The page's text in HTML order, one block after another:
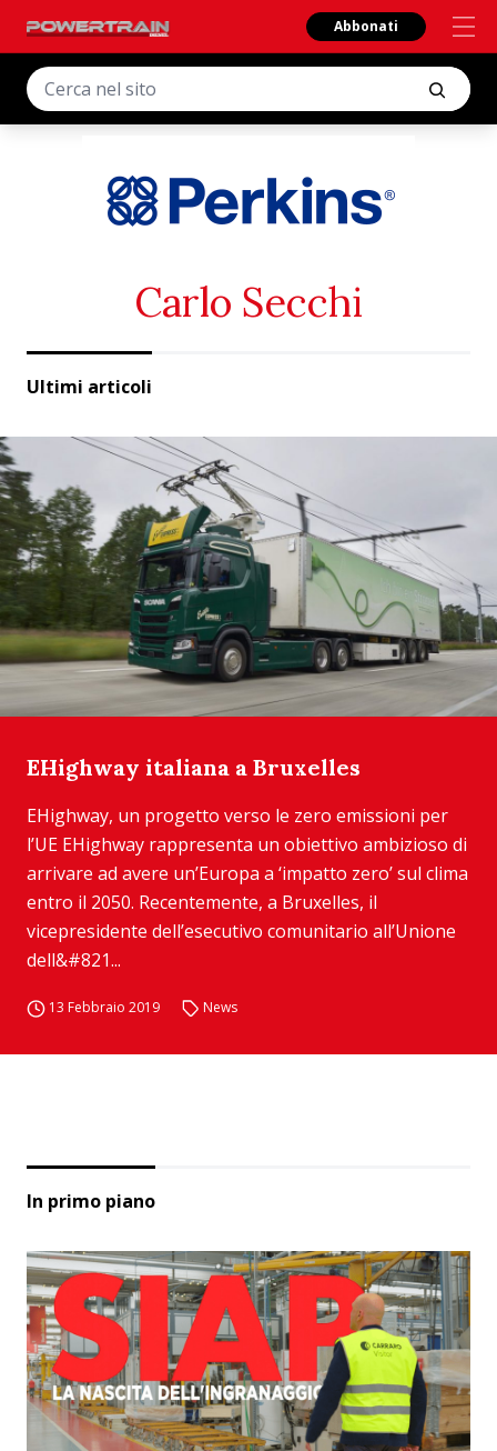
Abbonati
Carlo Secchi
Ultimi articoli
EHighway italiana a Bruxelles
EHighway, un progetto verso le zero emissioni per
l’UE EHighway rappresenta un obiettivo ambizioso di
arrivare ad avere un’Europa a ‘impatto zero’ sul clima
entro il 2050. Recentemente, a Bruxelles, il
vicepresidente dell’esecutivo comunitario all’Unione
dell&#821...
13 Febbraio 2019 News
In primo piano